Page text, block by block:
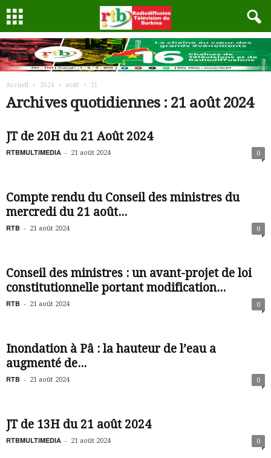
Accueil 2024 août 21
Archives quotidiennes : 21 août 2024
JT de 20H du 21 Août 2024
RTBMULTIMEDIA - 21 août 2024 0
Compte rendu du Conseil des ministres du
mercredi du 21 août...
RTB - 21 août 2024 0
Conseil des ministres : un avant-projet de loi
constitutionnelle portant modification...
RTB - 21 août 2024 0
Inondation à Pâ : la hauteur de l’eau a
augmenté de...
RTB - 21 août 2024 0
JT de 13H du 21 août 2024
RTBMULTIMEDIA - 21 août 2024 0